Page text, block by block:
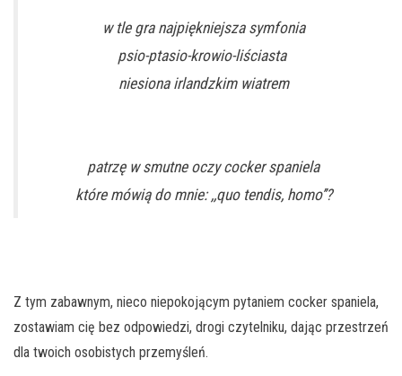
w tle gra najpiękniejsza symfonia
psio-ptasio-krowio-liściasta
niesiona irlandzkim wiatrem
patrzę w smutne oczy cocker spaniela
które mówią do mnie: ,,quo tendis, homo’’?
Z tym zabawnym, nieco niepokojącym pytaniem cocker spaniela,
zostawiam cię bez odpowiedzi, drogi czytelniku, dając przestrzeń
dla twoich osobistych przemyśleń.